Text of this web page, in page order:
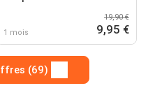
1 mois
19,90 €
9,95 €
(69)